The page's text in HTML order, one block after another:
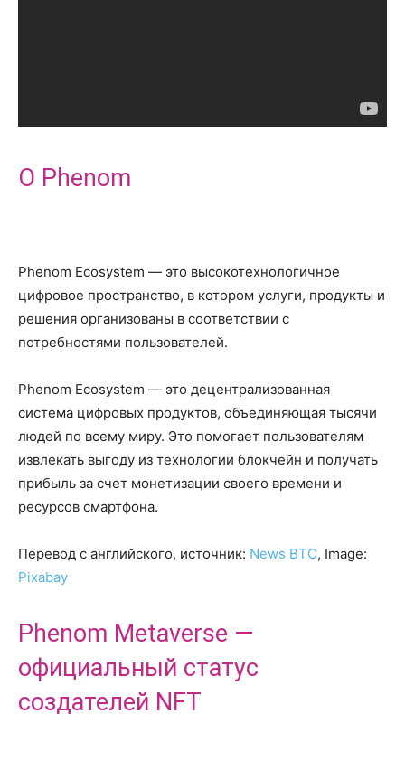
О Phenom
Phenom Ecosystem — это высокотехнологичное
цифровое пространство, в котором услуги, продукты и
решения организованы в соответствии с
потребностями пользователей.
Phenom Ecosystem — это децентрализованная
система цифровых продуктов, объединяющая тысячи
людей по всему миру. Это помогает пользователям
извлекать выгоду из технологии блокчейн и получать
прибыль за счет монетизации своего времени и
ресурсов смартфона.
Перевод с английского, источник: News BTC, Image:
Pixabay
Phenom Metaverse —
официальный статус
создателей NFT